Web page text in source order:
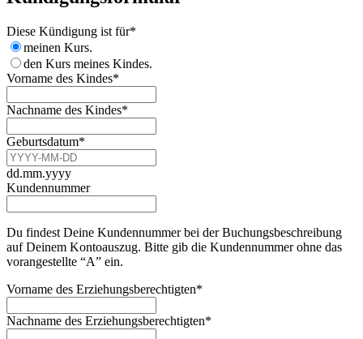
Diese Kündigung ist für*
meinen Kurs.
den Kurs meines Kindes.
Vorname des Kindes*
Nachname des Kindes*
Geburtsdatum*
dd.mm.yyyy
Kundennummer
Du findest Deine Kundennummer bei der Buchungsbeschreibung
auf Deinem Kontoauszug. Bitte gib die Kundennummer ohne das
vorangestellte “A” ein.
Vorname des Erziehungsberechtigten*
Nachname des Erziehungsberechtigten*